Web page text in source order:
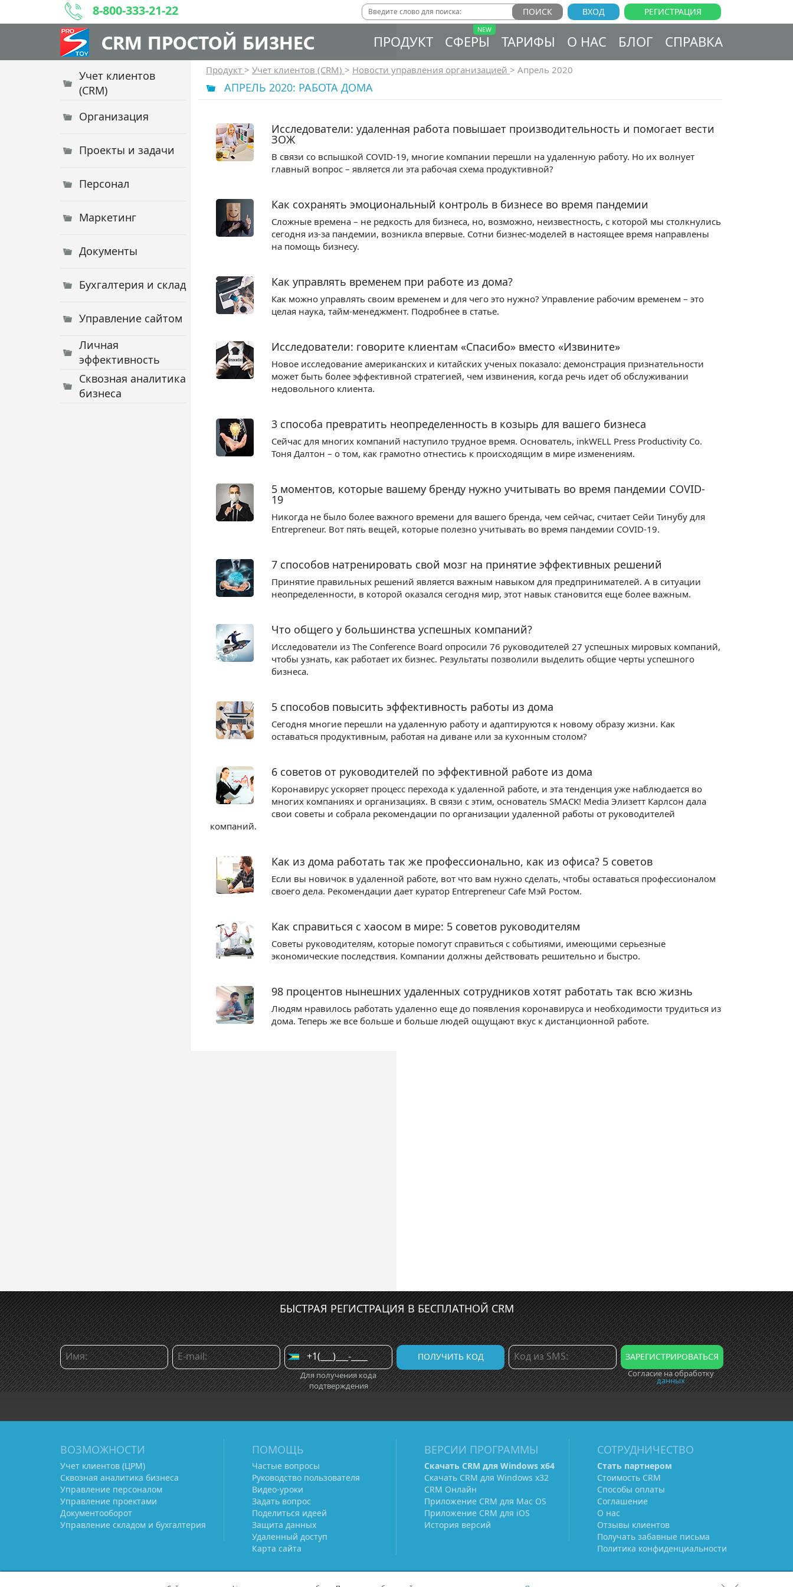
8-800-333-21-22 РЕГИСТРАЦИЯ
ВХОД
CRM ПРОСТОЙ БИЗНЕС ПРОДУКТ СФЕРЫ ТАРИФЫ О НАС БЛОГ СПРАВКА
Учет клиентов
(CRM)
Организация
Проекты и задачи
Персонал
Маркетинг
Документы
Бухгалтерия и склад
Управление сайтом
Личная
эффективность
Сквозная аналитика
бизнеса
Продукт > Учет клиентов (CRM) > Новости управления организацией > Апрель 2020
АПРЕЛЬ 2020: РАБОТА ДОМА
Исследователи: удаленная работа повышает производительность и помогает вести
ЗОЖ
В связи со вспышкой COVID-19, многие компании перешли на удаленную работу. Но их волнует
главный вопрос – является ли эта рабочая схема продуктивной?
Как сохранять эмоциональный контроль в бизнесе во время пандемии
Сложные времена – не редкость для бизнеса, но, возможно, неизвестность, с которой мы столкнулись
сегодня из-за пандемии, возникла впервые. Сотни бизнес-моделей в настоящее время направлены
на помощь бизнесу.
Как управлять временем при работе из дома?
Как можно управлять своим временем и для чего это нужно? Управление рабочим временем – это
целая наука, тайм-менеджмент. Подробнее в статье.
Исследователи: говорите клиентам «Спасибо» вместо «Извините»
Новое исследование американских и китайских ученых показало: демонстрация признательности
может быть более эффективной стратегией, чем извинения, когда речь идет об обслуживании
недовольного клиента.
3 способа превратить неопределенность в козырь для вашего бизнеса
Сейчас для многих компаний наступило трудное время. Основатель, inkWELL Press Productivity Co.
Тоня Далтон – о том, как грамотно отнестись к происходящим в мире изменениям.
5 моментов, которые вашему бренду нужно учитывать во время пандемии COVID-
19
Никогда не было более важного времени для вашего бренда, чем сейчас, считает Сейи Тинубу для
Entrepreneur. Вот пять вещей, которые полезно учитывать во время пандемии COVID-19.
7 способов натренировать свой мозг на принятие эффективных решений
Принятие правильных решений является важным навыком для предпринимателей. А в ситуации
неопределенности, в которой оказался сегодня мир, этот навык становится еще более важным.
Что общего у большинства успешных компаний?
Исследователи из The Conference Board опросили 76 руководителей 27 успешных мировых компаний,
чтобы узнать, как работает их бизнес. Результаты позволили выделить общие черты успешного
бизнеса.
5 способов повысить эффективность работы из дома
Сегодня многие перешли на удаленную работу и адаптируются к новому образу жизни. Как
оставаться продуктивным, работая на диване или за кухонным столом?
6 советов от руководителей по эффективной работе из дома
Коронавирус ускоряет процесс перехода к удаленной работе, и эта тенденция уже наблюдается во
многих компаниях и организациях. В связи с этим, основатель SMACK! Media Элизетт Карлсон дала
свои советы и собрала рекомендации по организации удаленной работы от руководителей
компаний.
Как из дома работать так же профессионально, как из офиса? 5 советов
Если вы новичок в удаленной работе, вот что вам нужно сделать, чтобы оставаться профессионалом
своего дела. Рекомендации дает куратор Entrepreneur Cafe Мэй Ростом.
Как справиться с хаосом в мире: 5 советов руководителям
Советы руководителям, которые помогут справиться с событиями, имеющими серьезные
экономические последствия. Компании должны действовать решительно и быстро.
98 процентов нынешних удаленных сотрудников хотят работать так всю жизнь
Людям нравилось работать удаленно еще до появления коронавируса и необходимости трудиться из
дома. Теперь же все больше и больше людей ощущают вкус к дистанционной работе.
БЫСТРАЯ РЕГИСТРАЦИЯ В БЕСПЛАТНОЙ CRM
Для получения кода
подтверждения
Согласие на обработку
данных
ВОЗМОЖНОСТИ
Учет клиентов (ЦРМ)
Сквозная аналитика бизнеса
Управление персоналом
Управление проектами
Документооборот
Управление складом и бухгалтерия
ПОМОЩЬ
Частые вопросы
Руководство пользователя
Видео-уроки
Задать вопрос
Поделиться идеей
Защита данных
Удаленный доступ
Карта сайта
ВЕРСИИ ПРОГРАММЫ
Скачать CRM для Windows х64
Скачать CRM для Windows х32
CRM Онлайн
Приложение CRM для Mac OS
Приложение CRM для iOS
История версий
СОТРУДНИЧЕСТВО
Стать партнером
Стоимость CRM
Способы оплаты
Соглашение
О нас
Отзывы клиентов
Получать забавные письма
Политика конфиденциальности